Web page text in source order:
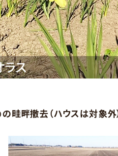
畦畔撤去（ハウスは対象外